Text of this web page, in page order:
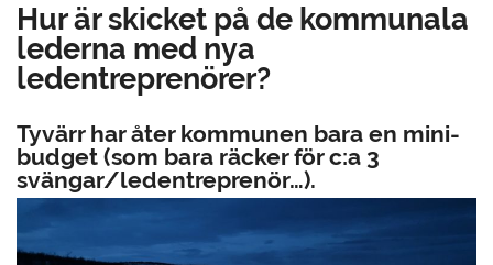
Hur är skicket på de kommunala
lederna med nya
ledentreprenörer?
Tyvärr har åter kommunen bara en mini-
budget (som bara räcker för c:a 3
svängar/ledentreprenör…).